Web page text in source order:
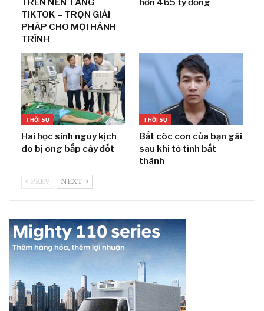
TRÊN NỀN TẢNG
TIKTOK – TRỌN GIẢI
PHÁP CHO MỌI HÀNH
TRÌNH
hơn 465 tỷ đồng
THỜI SỰ
Hai học sinh nguy kịch
do bị ong bắp cày đốt
THỜI SỰ
Bắt cóc con của bạn gái
sau khi tỏ tình bất
thành
PREV NEXT